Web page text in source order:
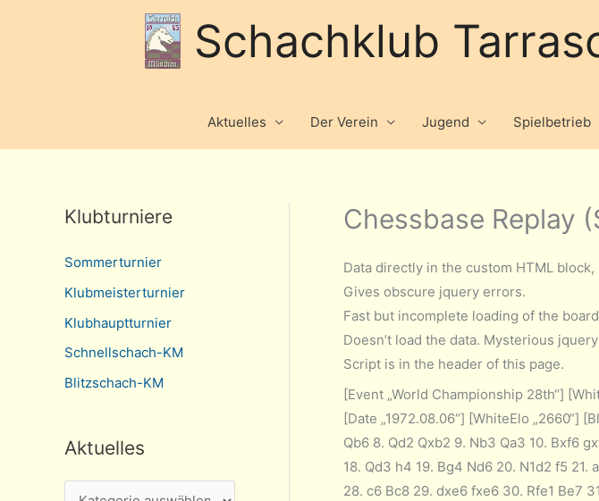
Schachklub
Aktuelles Der Verein Jugend Spielbetrieb
Klubturniere
Sommerturnier
Klubmeisterturnier
Klubhauptturnier
Schnellschach-KM
Blitzschach-KM
Aktuelles
Chessbase Replay
Data directly in the custom HTML block,
Gives obscure jquery errors.
Fast but incomplete loading of the
Doesn’t load the data. Mysterious
Script is in the header of this page.
[Event „World Championship 28th“]
[Date „1972.08.06“] [WhiteElo „2660“]
Qb6 8. Qd2 Qxb2 9. Nb3 Qa3 10. Bxf6
18. Qd3 h4 19. Bg4 Nd6 20. N1d2 f5
28. c6 Bc8 29. dxe6 fxe6 30. Rfe1 Be7